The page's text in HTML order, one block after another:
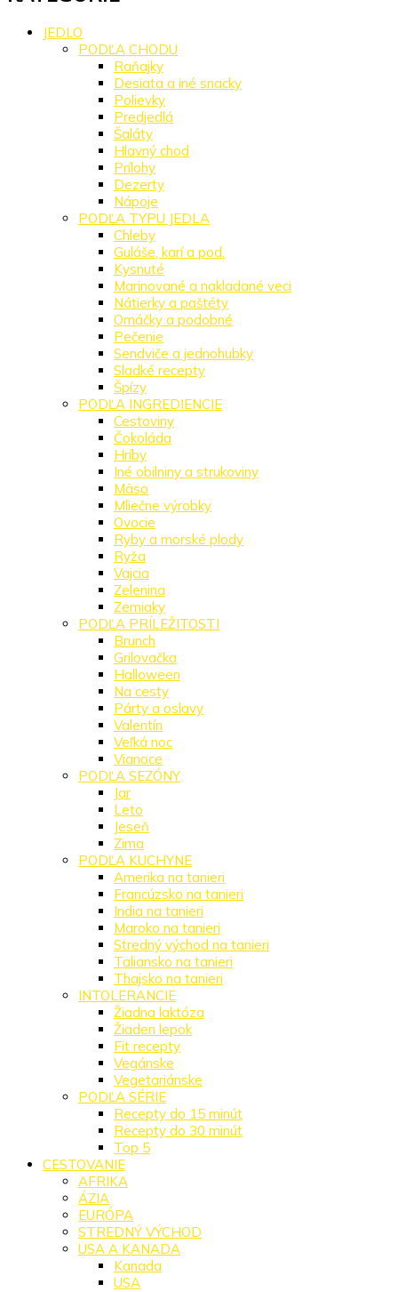
JEDLO
PODĽA CHODU
Raňajky
Desiata a iné snacky
Polievky
Predjedlá
Šaláty
Hlavný chod
Prílohy
Dezerty
Nápoje
PODĽA TYPU JEDLA
Chleby
Guláše, karí a pod.
Kysnuté
Marinované a nakladané veci
Nátierky a paštéty
Omáčky a podobné
Pečenie
Sendviče a jednohubky
Sladké recepty
Špízy
PODĽA INGREDIENCIE
Cestoviny
Čokoláda
Hríby
Iné obilniny a strukoviny
Mäso
Mliečne výrobky
Ovocie
Ryby a morské plody
Ryža
Vajcia
Zelenina
Zemiaky
PODĽA PRÍLEŽITOSTI
Brunch
Grilovačka
Halloween
Na cesty
Párty a oslavy
Valentín
Veľká noc
Vianoce
PODĽA SEZÓNY
Jar
Leto
Jeseň
Zima
PODĽA KUCHYNE
Amerika na tanieri
Francúzsko na tanieri
India na tanieri
Maroko na tanieri
Stredný východ na tanieri
Taliansko na tanieri
Thajsko na tanieri
INTOLERANCIE
Žiadna laktóza
Žiaden lepok
Fit recepty
Vegánske
Vegetariánske
PODĽA SÉRIE
Recepty do 15 minút
Recepty do 30 minút
Top 5
CESTOVANIE
AFRIKA
ÁZIA
EURÓPA
STREDNÝ VÝCHOD
USA A KANADA
Kanada
USA